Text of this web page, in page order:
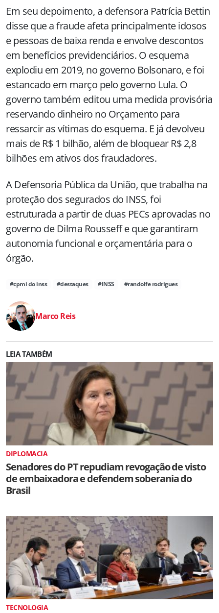
Em seu depoimento, a defensora Patrícia Bettin
disse que a fraude afeta principalmente idosos
e pessoas de baixa renda e envolve descontos
em benefícios previdenciários. O esquema
explodiu em 2019, no governo Bolsonaro, e foi
estancado em março pelo governo Lula. O
governo também editou uma medida provisória
reservando dinheiro no Orçamento para
ressarcir as vítimas do esquema. E já devolveu
mais de R$ 1 bilhão, além de bloquear R$ 2,8
bilhões em ativos dos fraudadores.
A Defensoria Pública da União, que trabalha na
proteção dos segurados do INSS, foi
estruturada a partir de duas PECs aprovadas no
governo de Dilma Rousseff e que garantiram
autonomia funcional e orçamentária para o
órgão.
#cpmi do inss #destaques #INSS #randolfe rodrigues
Marco Reis
LEIA TAMBÉM
DIPLOMACIA
Senadores do PT repudiam revogação de visto
de embaixadora e defendem soberania do
Brasil
TECNOLOGIA